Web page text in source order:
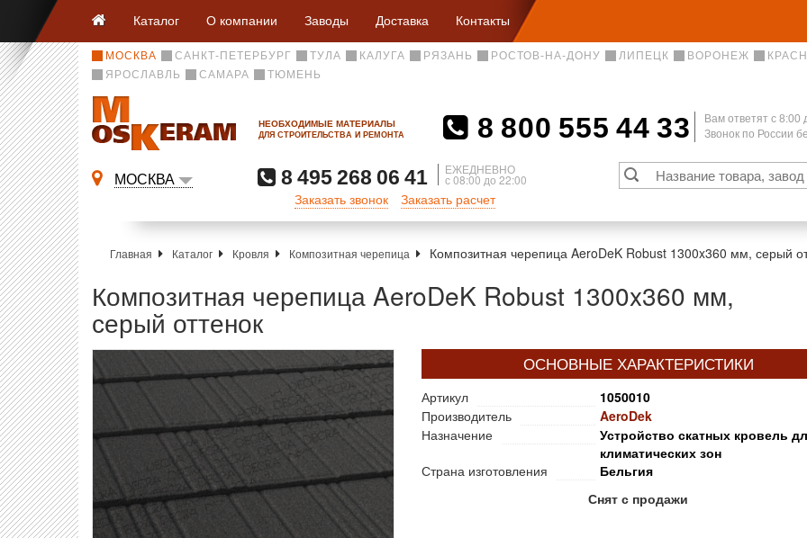
Каталог О компании Заводы Доставка Контакты
МОСКВА САНКТ-ПЕТЕРБУРГ ТУЛА КАЛУГА РЯЗАНЬ РОСТОВ-НА-ДОНУ ЛИПЕЦК ВОРОНЕЖ
ЯРОСЛАВЛЬ
САМАРА ТЮМЕНЬ
НЕОБХОДИМЫЕ МАТЕРИАЛЫ
ДЛЯ СТРОИТЕЛЬСТВА И РЕМОНТА 8 800 555 44 33
Вам ответят c 8:00
Звонок по России
МОСКВА 8 495 268 06 41 ЕЖЕДНЕВНО
с 08:00 до 22:00
Заказать звонок Заказать расчет
Главная Каталог Кровля Композитная черепица Композитная черепица AeroDeK Robust 1300x360 мм, серый
Композитная черепица AeroDeK Robust 1300x360 мм,
серый оттенок
ОСНОВНЫЕ ХАРАКТЕРИСТИКИ
Артикул
1050010
Производитель
AeroDek
Назначение
Устройство скатных кровель
климатических зон
Страна изготовления
Бельгия
Снят с продажи